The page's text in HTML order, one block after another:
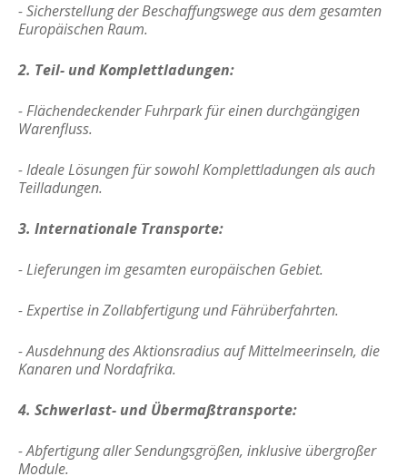
- Sicherstellung der Beschaffungswege aus dem gesamten
Europäischen Raum.
2. Teil- und Komplettladungen:
- Flächendeckender Fuhrpark für einen durchgängigen
Warenfluss.
- Ideale Lösungen für sowohl Komplettladungen als auch
Teilladungen.
3. Internationale Transporte:
- Lieferungen im gesamten europäischen Gebiet.
- Expertise in Zollabfertigung und Fährüberfahrten.
- Ausdehnung des Aktionsradius auf Mittelmeerinseln, die
Kanaren und Nordafrika.
4. Schwerlast- und Übermaßtransporte:
- Abfertigung aller Sendungsgrößen, inklusive übergroßer
Module.